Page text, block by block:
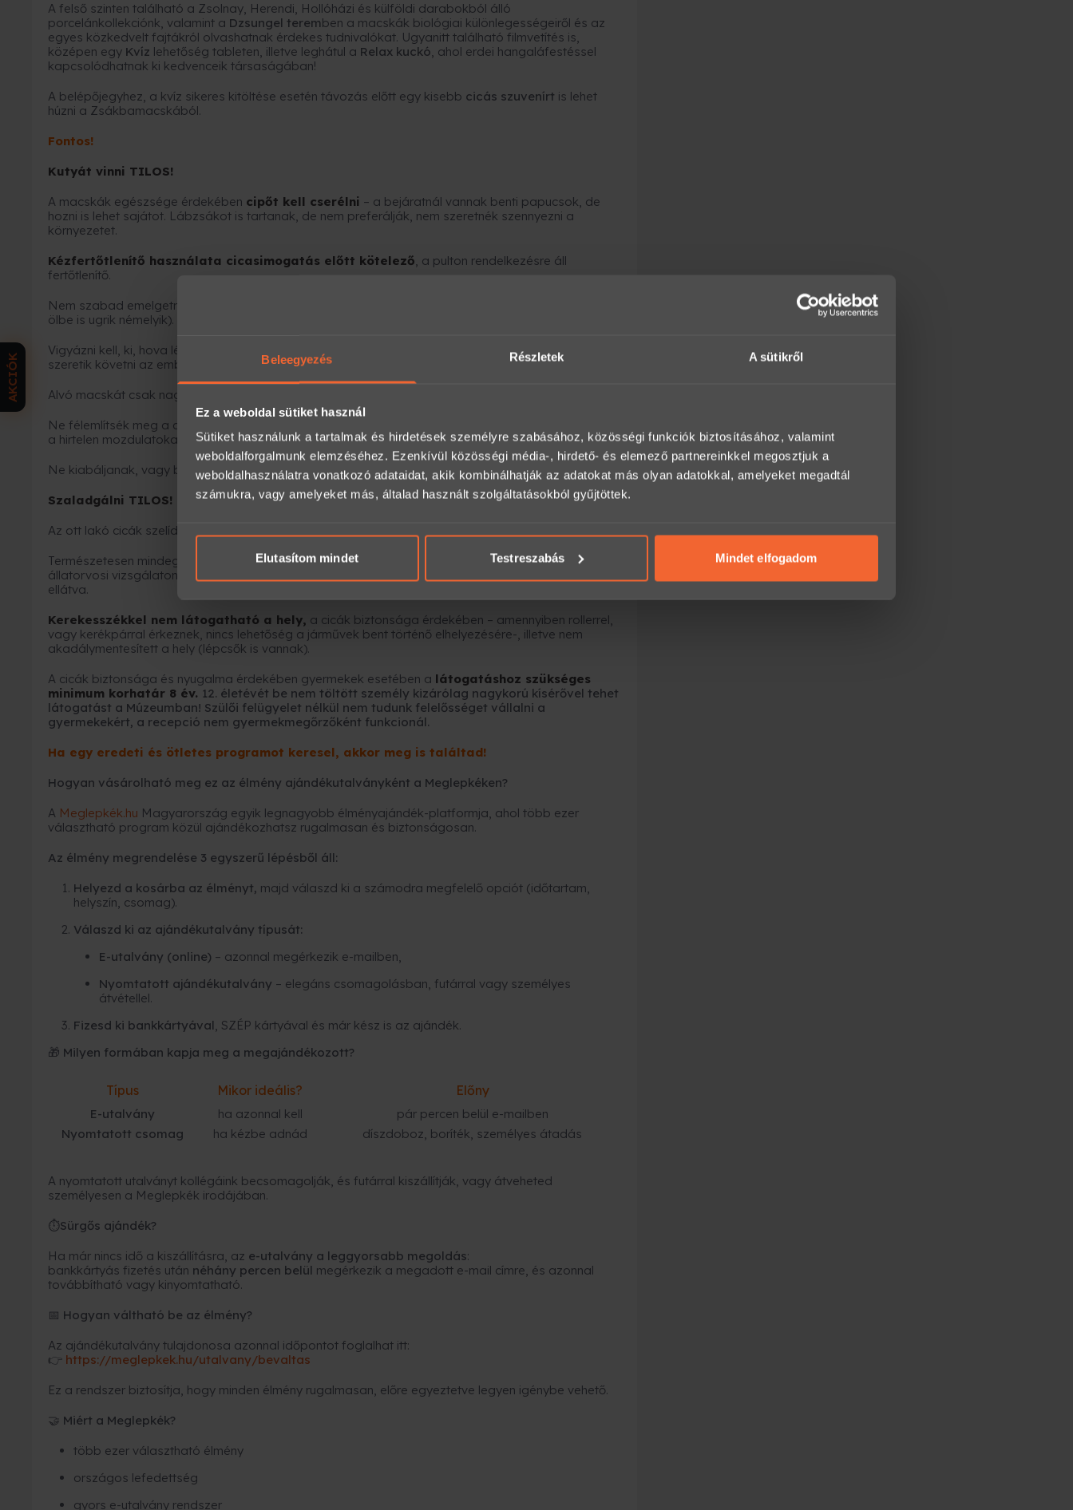
Beleegyezés Részletek A sütikről
Ez a weboldal sütiket használ
Sütiket használunk a tartalmak és hirdetések személyre szabásához, közösségi funkciók biztosításához, valamint
weboldalforgalmunk elemzéséhez. Ezenkívül közösségi média-, hirdető- és elemező partnereinkkel megosztjuk a
weboldalhasználatra vonatkozó adataidat, akik kombinálhatják az adatokat más olyan adatokkal, amelyeket megadtál
számukra, vagy amelyeket más, általad használt szolgáltatásokból gyűjtöttek.
Elutasítom mindet Testreszabás Mindet elfogadom
A felső szinten található a Zsolnay, Herendi, Hollóházi és külföldi darabokból álló
porcelánkollekciónk, valamint a Dzsungel teremben a macskák biológiai különlegességeiről és az
egyes közkedvelt fajtákról olvashatnak érdekes tudnivalókat. Ugyanitt található filmvetítés is,
középen egy Kvíz lehetőség tableten, illetve leghátul a Relax kuckó, ahol erdei hangaláfestéssel
kapcsolódhatnak ki kedvenceik társaságában!
A belépőjegyhez, a kvíz sikeres kitöltése esetén távozás előtt egy kisebb cicás szuvenírt is lehet
húzni a Zsákbamacskából.
Fontos!
Kutyát vinni TILOS!
A macskák egészsége érdekében cipőt kell cserélni – a bejáratnál vannak benti papucsok, de
hozni is lehet sajátot. Lábzsákot is tartanak, de nem preferálják, nem szeretnék szennyezni a
környezetet.
Kézfertőtlenítő használata cicasimogatás előtt kötelező, a pulton rendelkezésre áll
fertőtlenítő.
Nem szabad emelgetni a cicákat, maguktól oda fognak menni, ha szándékukban áll (gyakran még
ölbe is ugrik némelyik).
Vigyázni kell, ki, hova lép, mert a sötét színűeket nem mindig könnyű észrevenni, és egyes cicák
szeretik követni az emberek lépteit.
Alvó macskát csak nagyon finoman és halkan közelítve simogassanak.
Ne félemlítsék meg a cicákat, ne kényszerítsék őket számukra kellemetlen interakciókba, és kerüljék
a hirtelen mozdulatokat.
Ne kiabáljanak, vagy beszéljenek túl nagy hangerővel a helyiség területén.
Szaladgálni TILOS!
Az ott lakó cicák szelídek és barátságosak, mindazonáltal saját felelősségre simogathatók.
Természetesen mindegyik cica megkapta a kötelező oltásokat, a szükséges időközönként
állatorvosi vizsgálaton ill. féreghajtáson esnek át, valamint parazitaellenes cseppekkel vannak
ellátva.
Kerekesszékkel nem látogatható a hely, a cicák biztonsága érdekében – amennyiben rollerrel,
vagy kerékpárral érkeznek, nincs lehetőség a járművek bent történő elhelyezésére-, illetve nem
akadálymentesített a hely (lépcsők is vannak).
A cicák biztonsága és nyugalma érdekében gyermekek esetében a látogatáshoz szükséges
minimum korhatár 8 év. 12. életévét be nem töltött személy kizárólag nagykorú kísérővel tehet
látogatást a Múzeumban! Szülői felügyelet nélkül nem tudunk felelősséget vállalni a
gyermekekért, a recepció nem gyermekmegőrzőként funkcionál.
Ha egy eredeti és ötletes programot keresel, akkor meg is találtad!
Hogyan vásárolható meg ez az élmény ajándékutalványként a Meglepkéken?
A Meglepkék.hu Magyarország egyik legnagyobb élményajándék-platformja, ahol több ezer
választható program közül ajándékozhatsz rugalmasan és biztonságosan.
Az élmény megrendelése 3 egyszerű lépésből áll:
Helyezd a kosárba az élményt, majd válaszd ki a számodra megfelelő opciót (időtartam,
helyszín, csomag).
Válaszd ki az ajándékutalvány típusát:
E-utalvány (online) – azonnal megérkezik e-mailben,
Nyomtatott ajándékutalvány – elegáns csomagolásban, futárral vagy személyes
átvétellel.
Fizesd ki bankkártyával, SZÉP kártyával és már kész is az ajándék.
🎁 Milyen formában kapja meg a megajándékozott?
Típus Mikor ideális? Előny
E-utalvány ha azonnal kell
pár percen belül e-mailben
Nyomtatott csomag
ha kézbe adnád díszdoboz, boríték, személyes átadás
A nyomtatott utalványt kollégáink becsomagolják, és futárral kiszállítják, vagy átveheted
személyesen a Meglepkék irodájában.
⏱Sürgős ajándék?
Ha már nincs idő a kiszállításra, az e-utalvány a leggyorsabb megoldás:
bankkártyás fizetés után néhány percen belül megérkezik a megadott e-mail címre, és azonnal
továbbítható vagy kinyomtatható.
📅 Hogyan váltható be az élmény?
Az ajándékutalvány tulajdonosa azonnal időpontot foglalhat itt:
👉 https://meglepkek.hu/utalvany/bevaltas
Ez a rendszer biztosítja, hogy minden élmény rugalmasan, előre egyeztetve legyen igénybe vehető.
🤝 Miért a Meglepkék?
több ezer választható élmény
országos lefedettség
gyors e-utalvány rendszer
AKCIÓK